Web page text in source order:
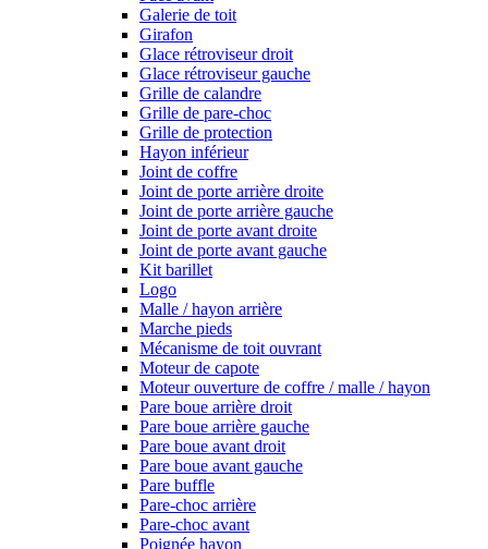
Galerie de toit
Girafon
Glace rétroviseur droit
Glace rétroviseur gauche
Grille de calandre
Grille de pare-choc
Grille de protection
Hayon inférieur
Joint de coffre
Joint de porte arrière droite
Joint de porte arrière gauche
Joint de porte avant droite
Joint de porte avant gauche
Kit barillet
Logo
Malle / hayon arrière
Marche pieds
Mécanisme de toit ouvrant
Moteur de capote
Moteur ouverture de coffre / malle / hayon
Pare boue arrière droit
Pare boue arrière gauche
Pare boue avant droit
Pare boue avant gauche
Pare buffle
Pare-choc arrière
Pare-choc avant
Poignée hayon